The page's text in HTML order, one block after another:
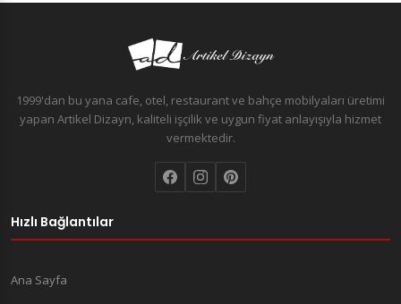
1999'dan bu yana cafe, otel, restaurant ve bahçe mobilyaları üretimi
yapan Artikel Dizayn, kaliteli işçilik ve uygun fiyat anlayışıyla hizmet
vermektedir.
Hızlı Bağlantılar
Ana Sayfa